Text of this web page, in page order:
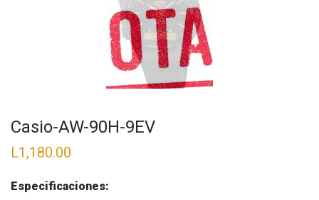
Casio-AW-90H-9EV
L1,180.00
Especificaciones: